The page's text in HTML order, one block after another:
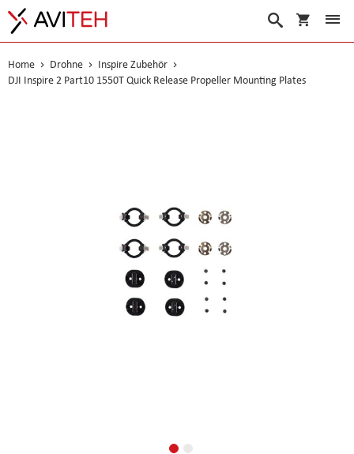
Suche
Home Drohne
Inspire Zubehör
DJI Inspire 2 Part10 1550T Quick Release Propeller Mounting Plates